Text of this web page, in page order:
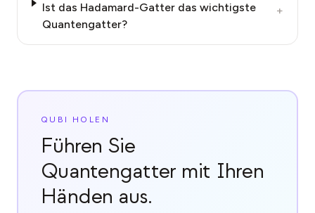
Ist das Hadamard-Gatter das wichtigste
Quantengatter?
+
QUBI HOLEN
Führen Sie
Quantengatter mit Ihren
Händen aus.